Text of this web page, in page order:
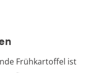
Frühkartoffel ist